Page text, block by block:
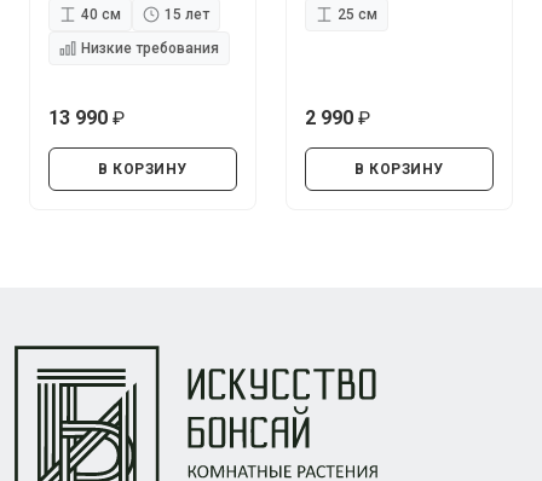
40 см
15 лет
Низкие требования
13 990
В КОРЗИНУ
25 см
2 990
В КОРЗИНУ